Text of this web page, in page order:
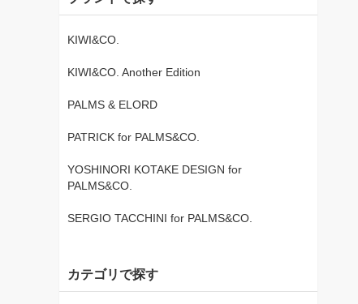
KIWI&CO.
KIWI&CO. Another Edition
PALMS & ELORD
PATRICK for PALMS&CO.
YOSHINORI KOTAKE DESIGN for
PALMS&CO.
SERGIO TACCHINI for PALMS&CO.
カテゴリで探す